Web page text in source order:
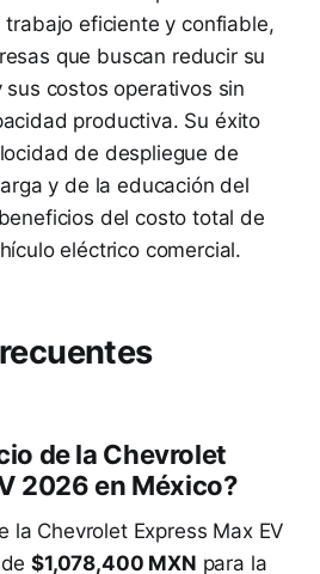
trabajo eficiente y confiable,
que buscan reducir su
costos operativos sin
productiva. Su éxito
de despliegue de
y de la educación del
del costo total de
eléctrico comercial.
de la Chevrolet
2026 en México?
la Chevrolet Express Max EV
de$1,078,400 MXN para la